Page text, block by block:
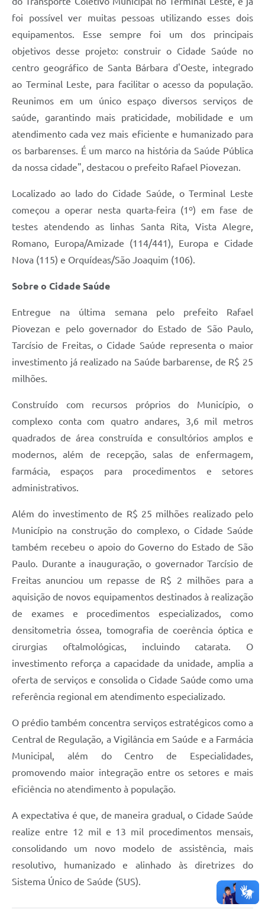
foi possível ver muitas pessoas utilizando esses dois
equipamentos. Esse sempre foi um dos principais
objetivos desse projeto: construir o Cidade Saúde no
centro geográfico de Santa Bárbara d'Oeste, integrado
ao Terminal Leste, para facilitar o acesso da população.
Reunimos em um único espaço diversos serviços de
saúde, garantindo mais praticidade, mobilidade e um
atendimento cada vez mais eficiente e humanizado para
os barbarenses. É um marco na história da Saúde Pública
da nossa cidade", destacou o prefeito Rafael Piovezan.
Localizado ao lado do Cidade Saúde, o Terminal Leste
começou a operar nesta quarta-feira (1º) em fase de
testes atendendo as linhas Santa Rita, Vista Alegre,
Romano, Europa/Amizade (114/441), Europa e Cidade
Nova (115) e Orquídeas/São Joaquim (106).
Sobre o Cidade Saúde
Entregue na última semana pelo prefeito Rafael
Piovezan e pelo governador do Estado de São Paulo,
Tarcísio de Freitas, o Cidade Saúde representa o maior
investimento já realizado na Saúde barbarense, de R$ 25
milhões.
Construído com recursos próprios do Município, o
complexo conta com quatro andares, 3,6 mil metros
quadrados de área construída e consultórios amplos e
modernos, além de recepção, salas de enfermagem,
farmácia, espaços para procedimentos e setores
administrativos.
Além do investimento de R$ 25 milhões realizado pelo
Município na construção do complexo, o Cidade Saúde
também recebeu o apoio do Governo do Estado de São
Paulo. Durante a inauguração, o governador Tarcísio de
Freitas anunciou um repasse de R$ 2 milhões para a
aquisição de novos equipamentos destinados à realização
de exames e procedimentos especializados, como
densitometria óssea, tomografia de coerência óptica e
cirurgias oftalmológicas, incluindo catarata. O
investimento reforça a capacidade da unidade, amplia a
oferta de serviços e consolida o Cidade Saúde como uma
referência regional em atendimento especializado.
O prédio também concentra serviços estratégicos como a
Central de Regulação, a Vigilância em Saúde e a Farmácia
Municipal, além do Centro de Especialidades,
promovendo maior integração entre os setores e mais
eficiência no atendimento à população.
A expectativa é que, de maneira gradual, o Cidade Saúde
realize entre 12 mil e 13 mil procedimentos mensais,
consolidando um novo modelo de assistência, mais
resolutivo, humanizado e alinhado às diretrizes do
Sistema Único de Saúde (SUS).